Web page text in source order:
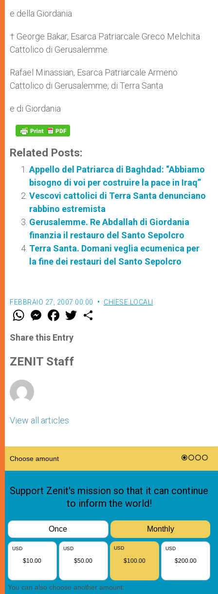
e della Giordania
† George Bakar, Esarca Patriarcale Greco Melchita
Cattolico di Gerusalemme.
Rafael Minassian, Esarca Patriarcale Armeno
Cattolico di Gerusalemme, di Terra Santa
e di Giordania
Related Posts:
Appello del Patriarca di Baghdad: “Abbiamo
bisogno di voi per costruire la pace in Iraq”
Vescovi cattolici di Terra Santa denunciano
rabbino estremista
Gerusalemme. Re Abdallah di Giordania
finanzia il restauro del Santo Sepolcro
Terra Santa. Domani veglia ecumenica per
la fine dei restauri del Santo Sepolcro
FEBBRAIO 27, 2007 00:00 CHIESE LOCALI
W
t
s
p
p
M
e
s
e
g
e
F
a
e
b
o
k
w
Share this Entry
ZENIT Staff
View all articles